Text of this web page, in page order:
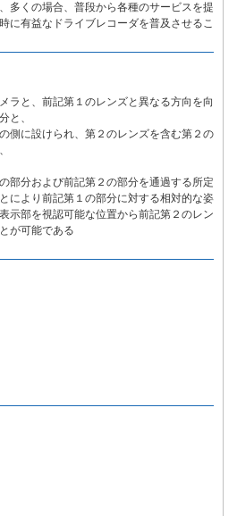
多くの場合、普段から各種のサービスを提
に有益なドライブレコーダを普及させるこ
ラと、前記第１のレンズと異なる方向を向
と、
側に設けられ、第２のレンズを含む第２の
部分および前記第２の部分を通過する所定
により前記第１の部分に対する相対的な姿
示部を視認可能な位置から前記第２のレン
が可能である